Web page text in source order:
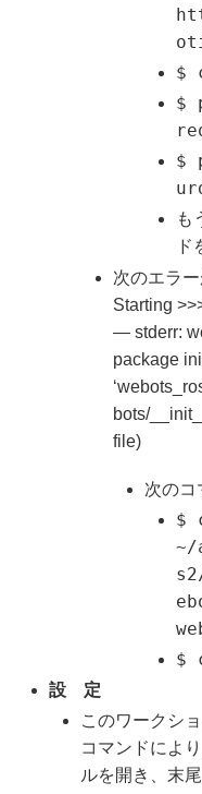
$
$
$
も
ド
次のエラ
Starting
— stderr:
package
bots/
file)
次のコ
$
~/
$
設 定
このワークシ
コマンドによ
ルを開き、末